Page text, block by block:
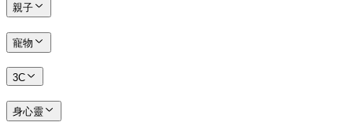
親子
寵物
3C
身心靈